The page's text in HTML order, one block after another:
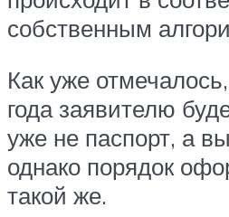
собственным
Как уже
года заявителю
уже не паспорт, а
однако порядок
такой же.